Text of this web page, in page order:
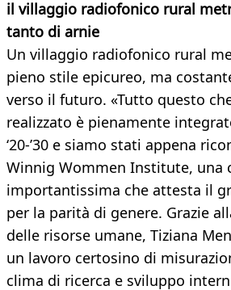
il villaggio radiofonico rural
tanto di arnie
Un villaggio radiofonico rural
pieno stile epicureo, ma
verso il futuro. «Tutto questo
realizzato è pienamente
‘20-’30 e siamo stati appena
Winnig Wommen Institute, una
importantissima che attesta il
per la parità di genere. Grazie
delle risorse umane, Tiziana
un lavoro certosino di
clima di ricerca e sviluppo